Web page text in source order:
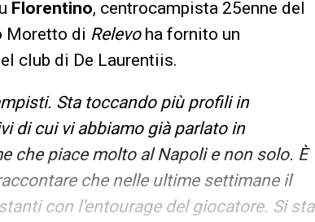
Florentino, centrocampista 25enne del
Moretto di Relevo ha fornito un
club di De Laurentiis.
Sta toccando più profili in
di cui vi abbiamo già parlato in
che piace molto al Napoli e non solo. È
che nelle ultime settimane il
con l’entourage del giocatore. Si sta